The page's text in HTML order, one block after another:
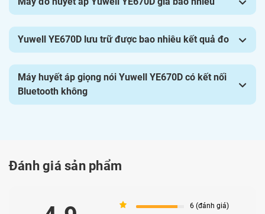
thông tin và bảo hành sản phẩm. Do vậy, quý khách có thể
tin tưởng mua Máy đo huyết áp Yuwell YE670D tại Hệ
thống Nhà thuốc Pharmart.
Yuwell YE670D lưu trữ được bao nhiêu kết quả đo
Máy huyết áp giọng nói Yuwell YE670D có kết nối
Bluetooth không
Đánh giá sản phẩm
5 6 (đánh giá)